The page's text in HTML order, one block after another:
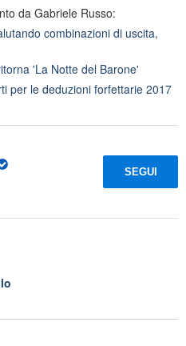
da Gabriele Russo:
combinazioni di uscita,
'La Notte del Barone'
per le deduzioni forfettarie 2017
SEGUI